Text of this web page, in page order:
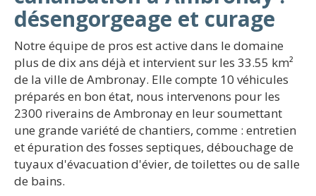
désengorgeage et curage
Notre équipe de pros est active dans le domaine
plus de dix ans déjà et intervient sur les 33.55 km²
de la ville de Ambronay. Elle compte 10 véhicules
préparés en bon état, nous intervenons pour les
2300 riverains de Ambronay en leur soumettant
une grande variété de chantiers, comme : entretien
et épuration des fosses septiques, débouchage de
tuyaux d'évacuation d'évier, de toilettes ou de salle
de bains.